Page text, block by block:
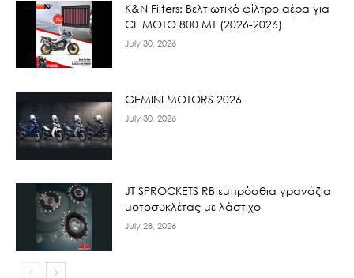
K&N Filters: Βελτιωτικό φίλτρο αέρα για
CF ΜΟΤΟ 800 ΜΤ (2026-2026)
July 30, 2026
GEMINI MOTORS 2026
July 30, 2026
JT SPROCKETS RB εμπρόσθια γρανάζια
μοτοσυκλέτας με λάστιχο
July 28, 2026